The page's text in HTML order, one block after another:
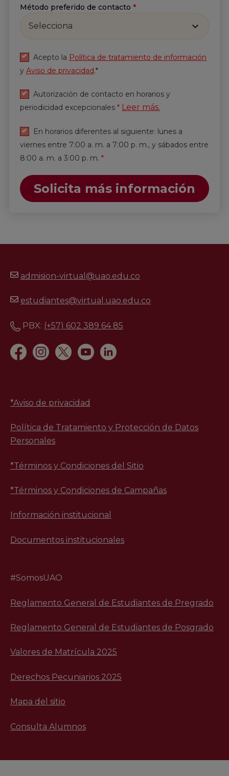
Método preferido de contacto *
Selecciona
Acepto la Política de tratamiento de información
y Aviso de privacidad.*
Autorización de contacto en horarios y
periodicidad excepcionales * Leer más.
En horarios diferentes al siguiente: lunes a
viernes entre 7:00 a. m. a 7:00 p. m., y sábados entre
8:00 a. m. a 3:00 p. m. *
Solicita más información
admision-virtual@uao.edu.co
estudiantes@virtual.uao.edu.co
PBX: (+57) 602 389 64 85
*Aviso de privacidad
Política de Tratamiento y Protección de Datos
Personales
*Términos y Condiciones del Sitio
*Términos y Condiciones de Campañas
Información institucional
Documentos institucionales
#SomosUAO
Reglamento General de Estudiantes de Pregrado
Reglamento General de Estudiantes de Posgrado
Valores de Matrícula 2025
Derechos Pecuniarios 2025
Mapa del sitio
Consulta Alumnos